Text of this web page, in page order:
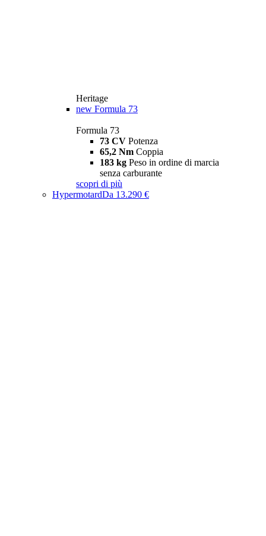
Heritage
new Formula 73
Formula 73
73 CV Potenza
65,2 Nm Coppia
183 kg Peso in ordine di marcia
senza carburante
scopri di più
HypermotardDa 13.290 €